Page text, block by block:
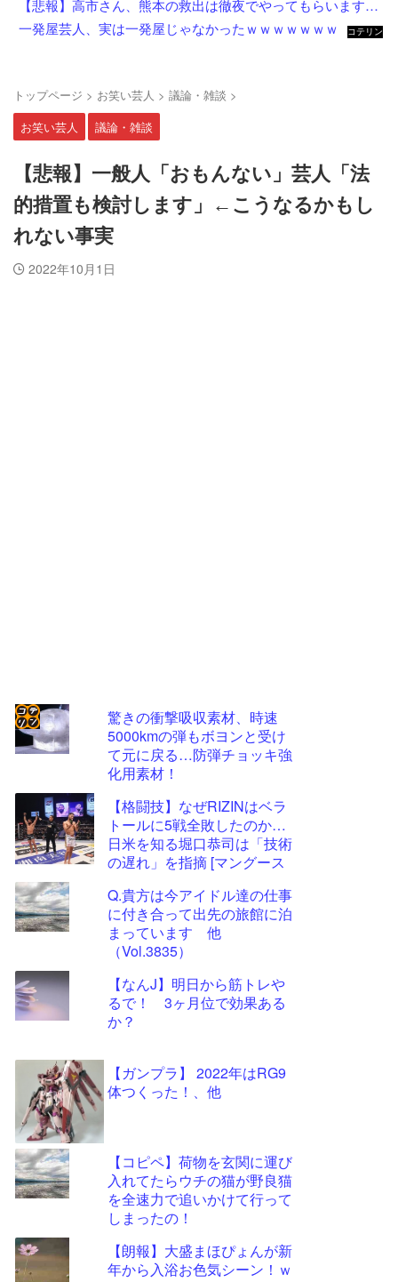
【悲報】高市さん、熊本の救出は徹夜でやってもらいますと言ってしまいめっちゃ炎上してしまうw w w w w w w w w
一発屋芸人、実は一発屋じゃなかったｗｗｗｗｗｗｗ
コテリン
トップページ > お笑い芸人 > 議論・雑談 >
お笑い芸人
議論・雑談
【悲報】一般人「おもんない」芸人「法
的措置も検討します」←こうなるかもし
れない事実
2022年10月1日
驚きの衝撃吸収素材、時速
5000kmの弾もボヨンと受け
て元に戻る…防弾チョッキ強
化用素材！
【格闘技】なぜRIZINはベラ
トールに5戦全敗したのか…
日米を知る堀口恭司は「技術
の遅れ」を指摘 [マングース
Q.貴方は今アイドル達の仕事
に付き合って出先の旅館に泊
まっています 他
（Vol.3835）
【なんJ】明日から筋トレや
るで！ 3ヶ月位で効果ある
か？
【ガンプラ】 2022年はRG9
体つくった！、他
【コピペ】荷物を玄関に運び
入れてたらウチの猫が野良猫
を全速力で追いかけて行って
しまったの！
【朗報】大盛まほぴょんが新
年から入浴お色気シーン！ｗ
コテ
- 固
定リ
ンク
自動
更新
ツー